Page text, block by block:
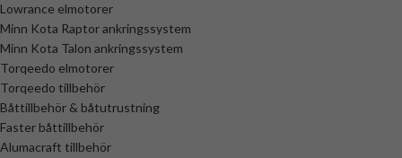
Lowrance elmotorer
Minn Kota Raptor ankringssystem
Minn Kota Talon ankringssystem
Torqeedo elmotorer
Torqeedo tillbehör
Båttillbehör & båtutrustning
Faster båttillbehör
Alumacraft tillbehör